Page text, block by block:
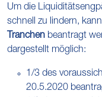
Um die
schnell zu lindern,
Tranchen beantragt
dargestellt möglich:
1/3 des
20.5.2020